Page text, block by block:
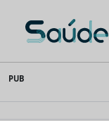
to
content
Saúde Oral
PUB